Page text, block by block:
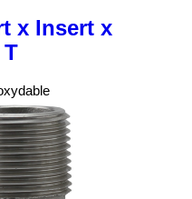
x Insert x
T